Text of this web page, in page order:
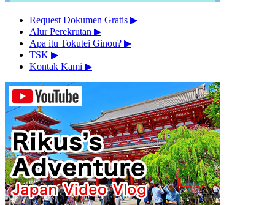
Request Dokumen Gratis ▶︎
Alur Perekrutan ▶︎
Apa itu Tokutei Ginou? ▶︎
TSK ▶︎
Kontak Kami ▶︎